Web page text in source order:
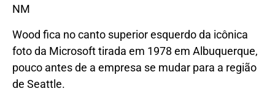
NM
Wood fica no canto superior esquerdo da icônica
foto da Microsoft tirada em 1978 em Albuquerque,
pouco antes de a empresa se mudar para a região
de Seattle.